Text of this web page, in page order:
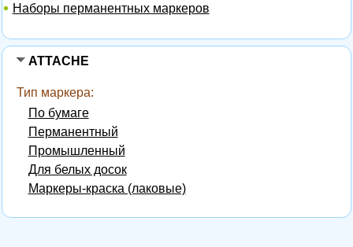
Наборы перманентных маркеров
ATTACHE
Тип маркера:
По бумаге
Перманентный
Промышленный
Для белых досок
Маркеры-краска (лаковые)